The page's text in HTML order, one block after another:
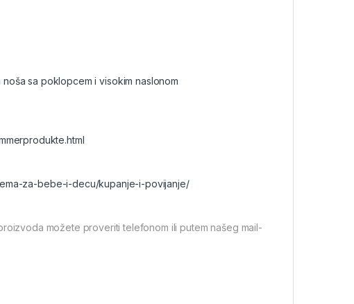
sa poklopcem i visokim naslonom
za-bebe-i-decu/kupanje-i-povijanje/
možete proveriti telefonom ili putem našeg mail-